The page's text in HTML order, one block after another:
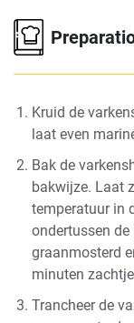
Kruid de
laat even
Bak de
bakwijze. Laat
temperatuur in
ondertussen de
graanmosterd
minuten
Trancheer de